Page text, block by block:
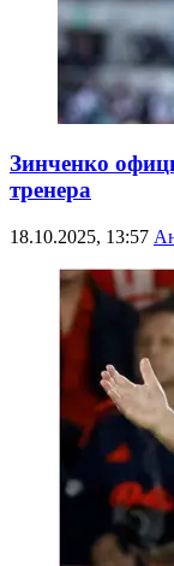
Зинченко
тренера
18.10.2025, 13:57